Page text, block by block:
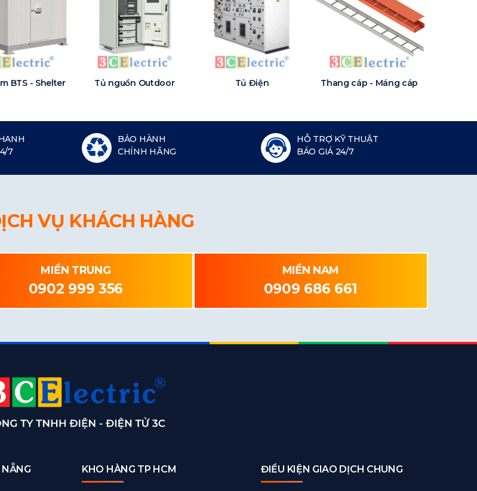
BTS - Shelter Tủ nguồn Outdoor Tủ Điện Thang cáp - Máng cáp
7
BẢO HÀNH
CHÍNH HÃNG
HỖ TRỢ KỸ THUẬT
BÁO GIÁ 24/7
VỤ KHÁCH HÀNG
MIỀN TRUNG
0902 999 356
MIỀN NAM
0909 686 661
KHO HÀNG TP HCM ĐIỀU KIỆN GIAO DỊCH CHUNG